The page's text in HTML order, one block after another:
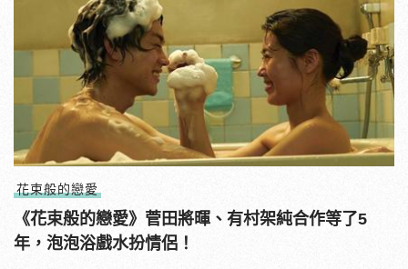
花束般的戀愛
《花束般的戀愛》菅田將暉、有村架純合作等了5
年，泡泡浴戲水扮情侶！